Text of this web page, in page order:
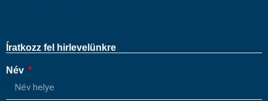
Íratkozz fel hirlevelünkre
Név